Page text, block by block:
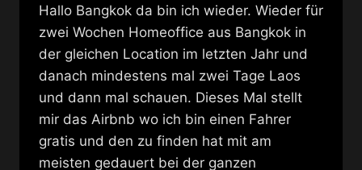
Hallo Bangkok da bin ich wieder. Wieder für
zwei Wochen Homeoffice aus Bangkok in
der gleichen Location im letzten Jahr und
danach mindestens mal zwei Tage Laos
und dann mal schauen. Dieses Mal stellt
mir das Airbnb wo ich bin einen Fahrer
gratis und den zu finden hat mit am
meisten gedauert bei der ganzen